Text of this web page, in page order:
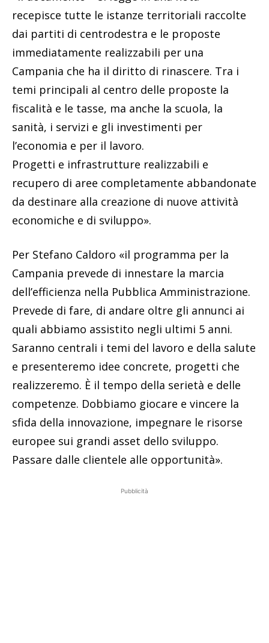
recepisce tutte le istanze territoriali raccolte
dai partiti di centrodestra e le proposte
immediatamente realizzabili per una
Campania che ha il diritto di rinascere. Tra i
temi principali al centro delle proposte la
fiscalità e le tasse, ma anche la scuola, la
sanità, i servizi e gli investimenti per
l’economia e per il lavoro.
Progetti e infrastrutture realizzabili e
recupero di aree completamente abbandonate
da destinare alla creazione di nuove attività
economiche e di sviluppo».
Per Stefano Caldoro «il programma per la
Campania prevede di innestare la marcia
dell’efficienza nella Pubblica Amministrazione.
Prevede di fare, di andare oltre gli annunci ai
quali abbiamo assistito negli ultimi 5 anni.
Saranno centrali i temi del lavoro e della salute
e presenteremo idee concrete, progetti che
realizzeremo. È il tempo della serietà e delle
competenze. Dobbiamo giocare e vincere la
sfida della innovazione, impegnare le risorse
europee sui grandi asset dello sviluppo.
Passare dalle clientele alle opportunità».
Pubblicità